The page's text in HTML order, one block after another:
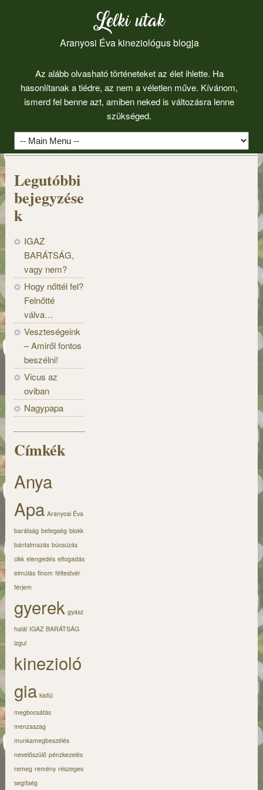
Lelki utak
Aranyosi Éva kineziológus blogja
Az alább olvasható történeteket az élet ihlette. Ha
hasonlítanak a tiédre, az nem a véletlen műve. Kívánom,
ismerd fel benne azt, amiben neked is változásra lenne
szükséged.
Legutóbbi
bejegyzése
k
IGAZ
BARÁTSÁG,
vagy nem?
Hogy nőttél fel?
Felnőtté
válva…
Veszteségeink
– Amiről fontos
beszélni!
Vicus az
oviban
Nagypapa
Címkék
Anya
Apa Aranyosi Éva
barátság betegség blokk
bántalmazás búcsúzás
cikk elengedés elfogadás
elmúlás finom féltestvér
férjem
gyerek gyász
halál IGAZ BARÁTSÁG
izgul
kinezioló
gia kisfiú
megbocsátás
menzaszag
munkamegbeszélés
nevelőszülő pénzkezelés
remeg remény részeges
segítség